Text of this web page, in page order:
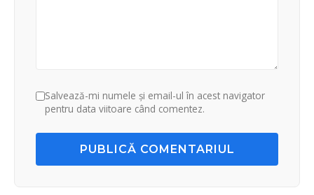
Salvează-mi numele și email-ul în acest navigator
pentru data viitoare când comentez.
PUBLICĂ COMENTARIUL